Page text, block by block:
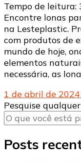
Tempo de leitura:
Encontre lonas
na Lesteplastic.
com produtos de
mundo de hoje,
elementos
necessária, as
1 de abril de 2024
Procurando
algo?
Pesquise
Posts